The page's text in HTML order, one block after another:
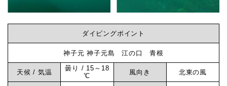
元
ダイビングポイント
神子元 神子元島 江の口 青根
天候 / 気温
曇り / 15～18
℃
風向き 北東の風